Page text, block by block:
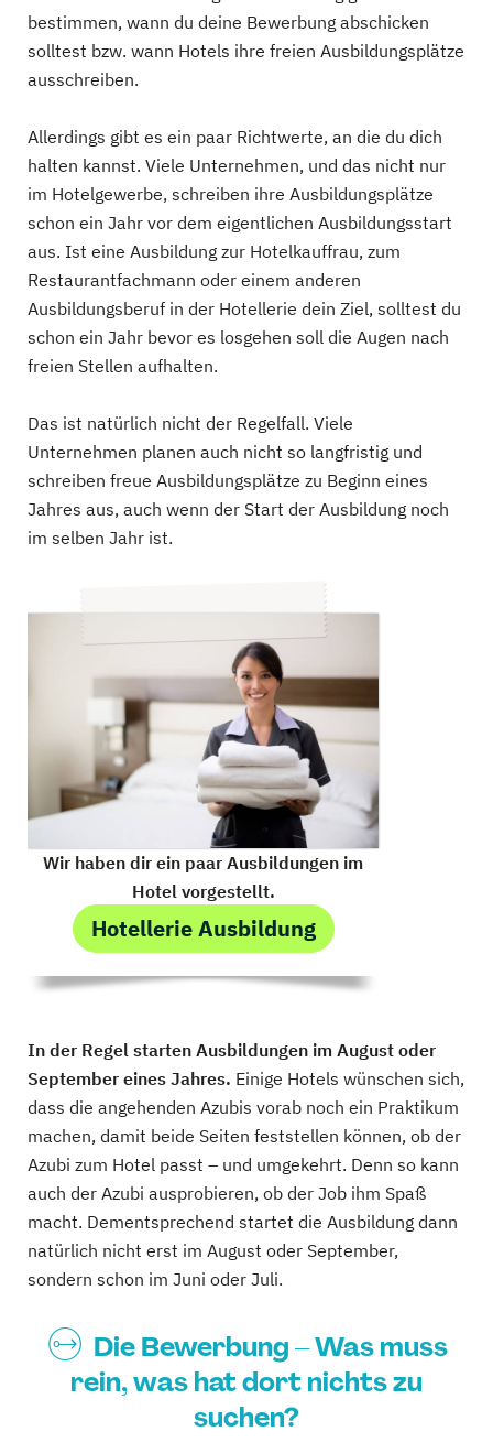
bestimmen, wann du deine Bewerbung abschicken
solltest bzw. wann Hotels ihre freien Ausbildungsplätze
ausschreiben.
Allerdings gibt es ein paar Richtwerte, an die du dich
halten kannst. Viele Unternehmen, und das nicht nur
im Hotelgewerbe, schreiben ihre Ausbildungsplätze
schon ein Jahr vor dem eigentlichen Ausbildungsstart
aus. Ist eine Ausbildung zur Hotelkauffrau, zum
Restaurantfachmann oder einem anderen
Ausbildungsberuf in der Hotellerie dein Ziel, solltest du
schon ein Jahr bevor es losgehen soll die Augen nach
freien Stellen aufhalten.
Das ist natürlich nicht der Regelfall. Viele
Unternehmen planen auch nicht so langfristig und
schreiben freue Ausbildungsplätze zu Beginn eines
Jahres aus, auch wenn der Start der Ausbildung noch
im selben Jahr ist.
Wir haben dir ein paar Ausbildungen im
Hotel vorgestellt.
Hotellerie Ausbildung
In der Regel starten Ausbildungen im August oder
September eines Jahres. Einige Hotels wünschen sich,
dass die angehenden Azubis vorab noch ein Praktikum
machen, damit beide Seiten feststellen können, ob der
Azubi zum Hotel passt – und umgekehrt. Denn so kann
auch der Azubi ausprobieren, ob der Job ihm Spaß
macht. Dementsprechend startet die Ausbildung dann
natürlich nicht erst im August oder September,
sondern schon im Juni oder Juli.
Die Bewerbung – Was muss
rein, was hat dort nichts zu
suchen?